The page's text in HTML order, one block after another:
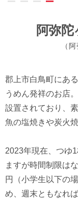
阿弥
（
郡上市白鳥町にあ
うめん発祥のお店
設置されており、
魚の塩焼きや炭火
2023年現在、つゆ
ますが時間制限は
円（小学生以下の
め、週末ともなれ